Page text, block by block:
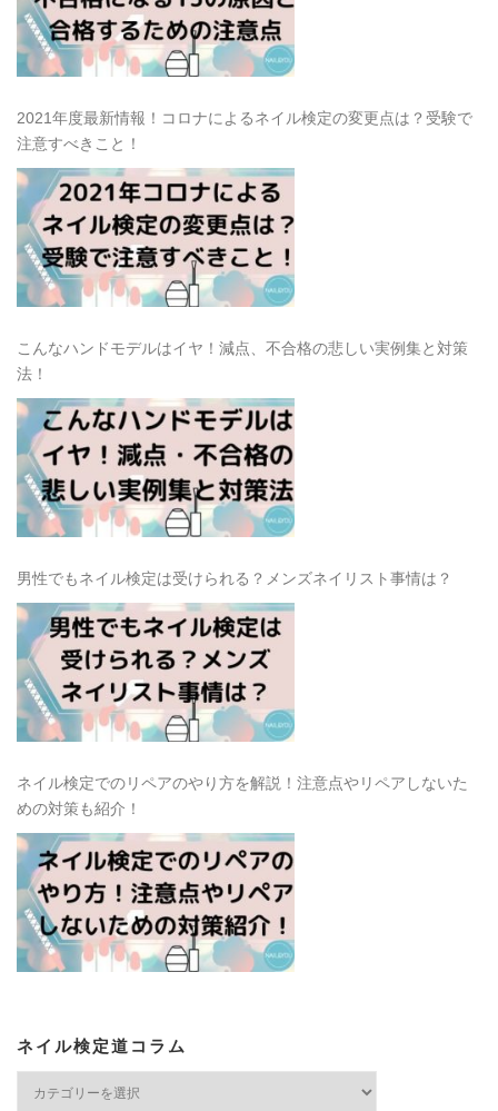
2021年度最新情報！コロナによるネイル検定の変更点は？受験で
注意すべきこと！
こんなハンドモデルはイヤ！減点、不合格の悲しい実例集と対策
法！
男性でもネイル検定は受けられる？メンズネイリスト事情は？
ネイル検定でのリペアのやり方を解説！注意点やリペアしないた
めの対策も紹介！
ネイル検定道コラム